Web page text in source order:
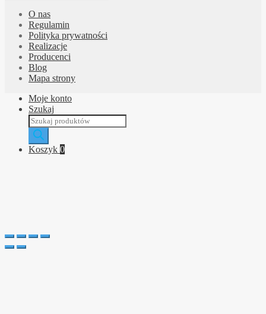
O nas
Regulamin
Polityka prywatności
Realizacje
Producenci
Blog
Mapa strony
Moje konto
Szukaj
Wyszukiwarka
produktów
Koszyk 0